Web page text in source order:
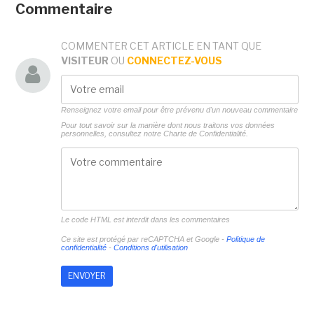
Commentaire
COMMENTER CET ARTICLE EN TANT QUE
VISITEUR OU CONNECTEZ-VOUS
Renseignez votre email pour être prévenu d'un nouveau commentaire
Pour tout savoir sur la manière dont nous traitons vos données
personnelles, consultez notre Charte de Confidentialité.
Le code HTML est interdit dans les commentaires
Ce site est protégé par reCAPTCHA et Google - Politique de
confidentialité- Conditions d'utilisation